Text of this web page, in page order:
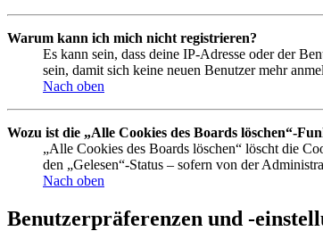
Warum kann ich mich nicht registrieren?
Es kann sein, dass deine IP-Adresse oder der
sein, damit sich keine neuen Benutzer mehr
Nach oben
Wozu ist die „Alle Cookies des Boards löschen“-
„Alle Cookies des Boards löschen“ löscht die
den „Gelesen“-Status – sofern von der
Nach oben
Benutzerpräferenzen und -